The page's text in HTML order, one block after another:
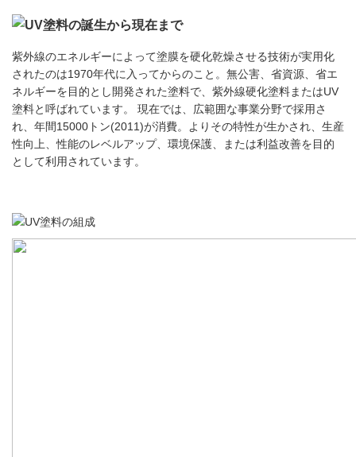
紫外線のエネルギーによって塗膜を硬化乾燥させる技術が実用化
されたのは1970年代に入ってからのこと。無公害、省資源、省エ
ネルギーを目的とし開発された塗料で、紫外線硬化塗料またはUV
塗料と呼ばれています。 現在では、広範囲な事業分野で採用さ
れ、年間15000トン(2011)が消費。よりその特性が生かされ、生産
性向上、性能のレベルアップ、環境保護、または利益改善を目的
として利用されています。